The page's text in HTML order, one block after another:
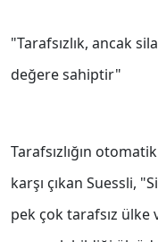
"Tarafsızlık, ancak
değere sahiptir"
Tarafsızlığın
karşı çıkan Suessli,
pek çok tarafsız ülke